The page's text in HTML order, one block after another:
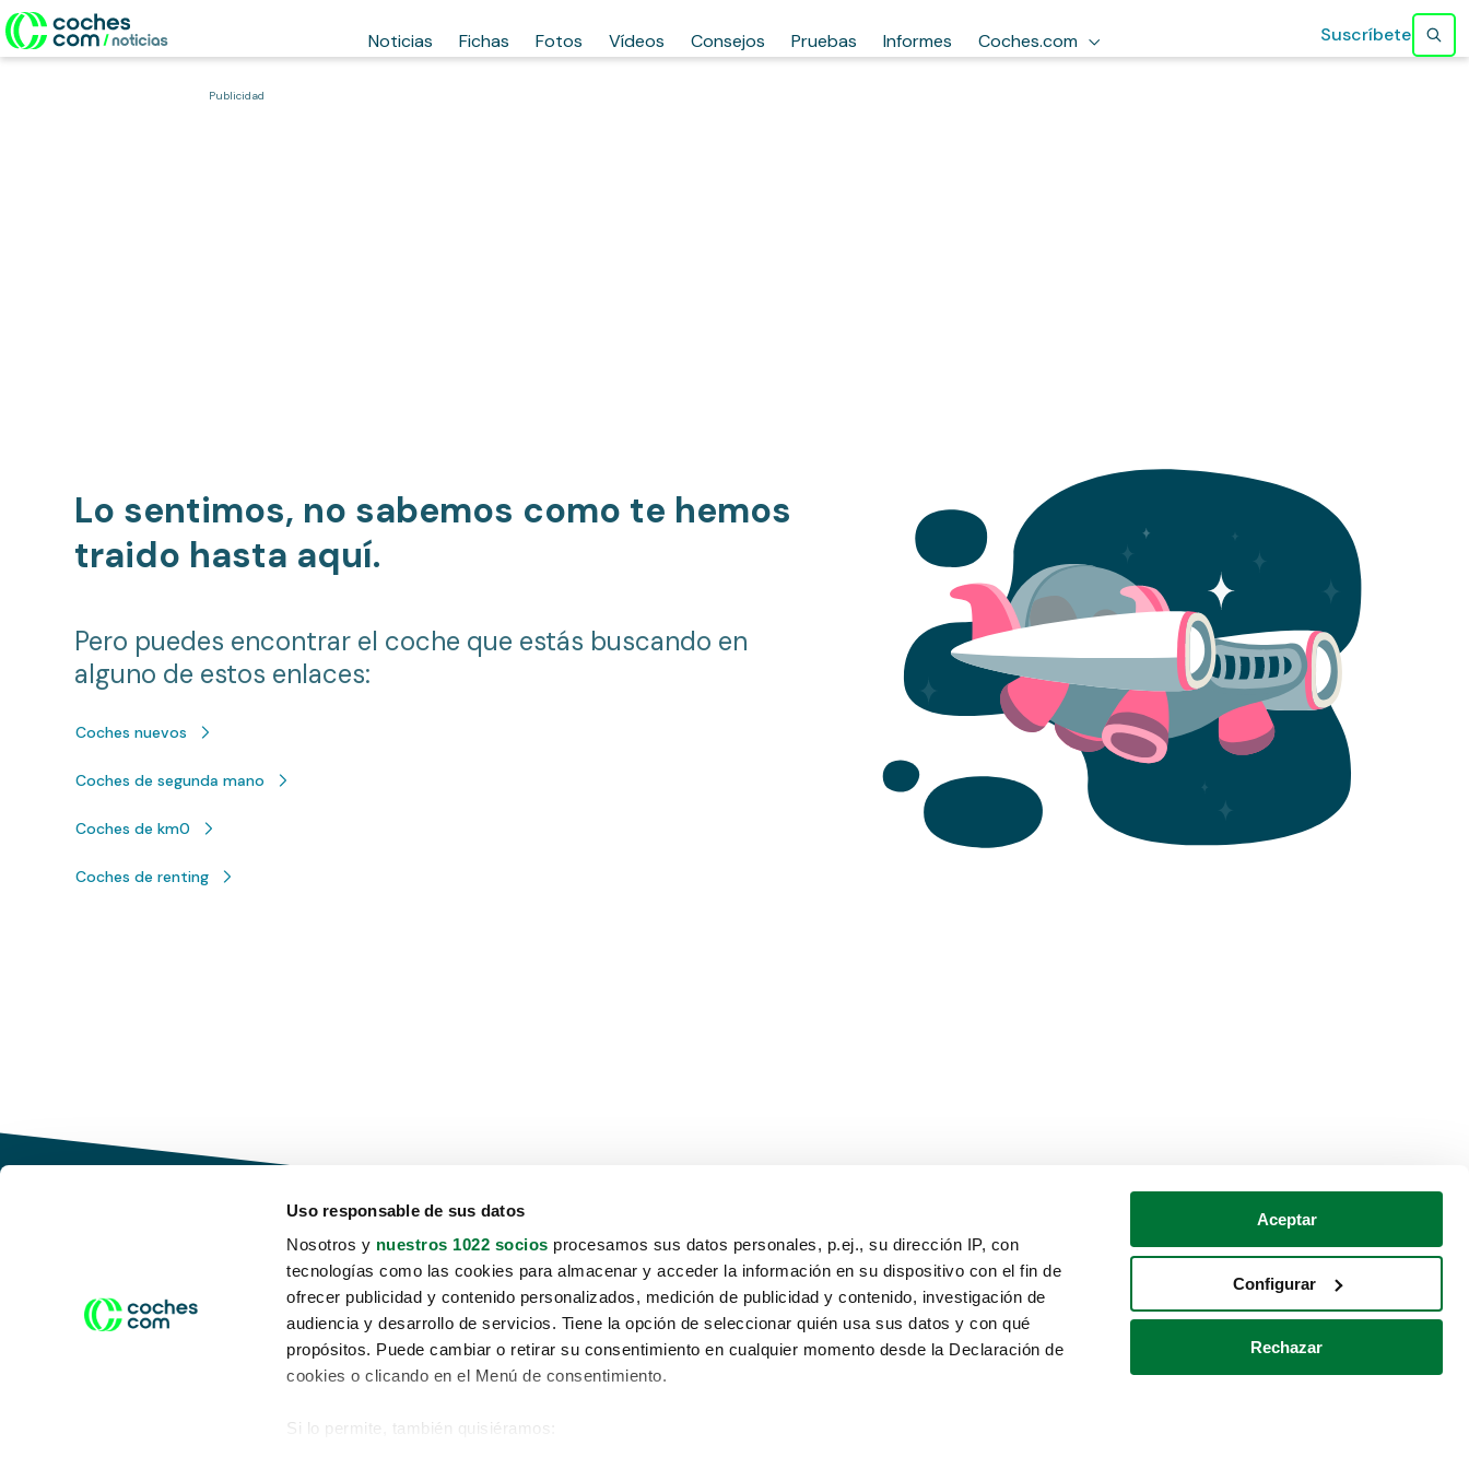
Uso responsable de sus datos
Nosotros y nuestros 1022 socios procesamos sus datos personales, p.ej., su dirección IP, con
tecnologías como las cookies para almacenar y acceder la información en su dispositivo con el fin de
ofrecer publicidad y contenido personalizados, medición de publicidad y contenido, investigación de
audiencia y desarrollo de servicios. Tiene la opción de seleccionar quién usa sus datos y con qué
propósitos. Puede cambiar o retirar su consentimiento en cualquier momento desde la Declaración de
cookies o clicando en el Menú de consentimiento.
Si lo permite, también quisiéramos:
Aceptar
Configurar
Rechazar
Noticias Fichas Fotos Vídeos Consejos Pruebas Informes Coches.com Suscríbete
Publicidad
Lo sentimos, no sabemos como te hemos
traido hasta aquí.
Pero puedes encontrar el coche que estás buscando en
alguno de estos enlaces:
Coches nuevos
Coches de segunda mano
Coches de km0
Coches de renting
Conduce tu futuro,
desata tu movilidad